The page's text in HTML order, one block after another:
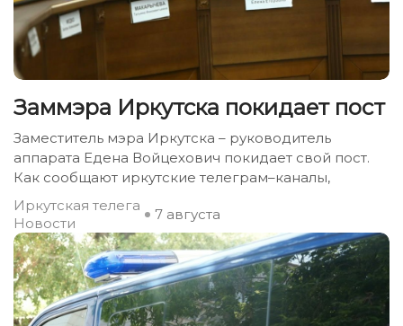
Заммэра Иркутска покидает пост
Заместитель мэра Иркутска – руководитель
аппарата Едена Войцехович покидает свой пост.
Как сообщают иркутские телеграм–каналы,
Иркутская телега
Новости
7 августа